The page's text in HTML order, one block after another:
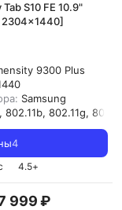
S10 FE 10.9"
2304x1440]
9300 Plus
Samsung
802.11b, 802.11g,
4
4.5+
999 ₽